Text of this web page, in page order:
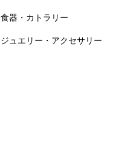
食器・カトラリー
ジュエリー・アクセサリー